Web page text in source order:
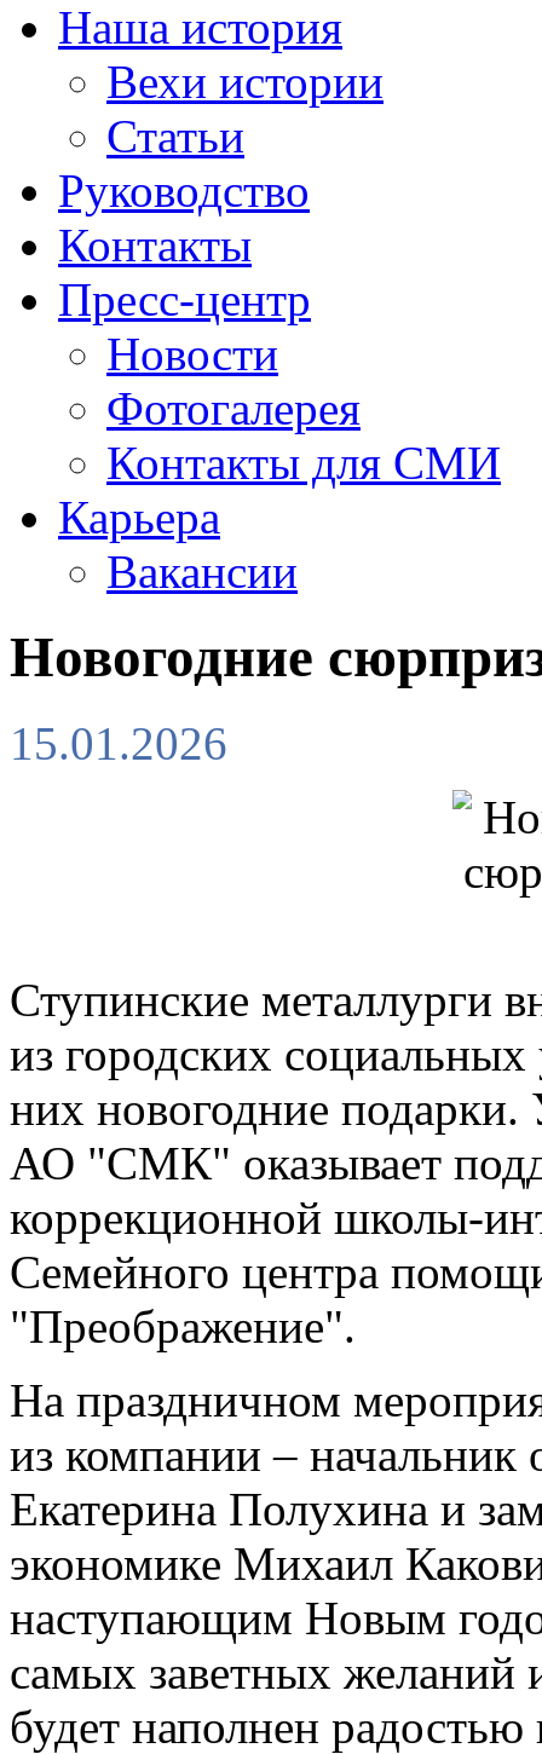
Наша история
Вехи истории
Статьи
Руководство
Контакты
Пресс-центр
Новости
Фотогалерея
Контакты для СМИ
Карьера
Вакансии
Новогодние
15.01.2026
Ступинские металлурги
из городских
них новогодние подарки.
АО "СМК" оказывает
коррекционной школы-
Семейного центра
"Преображение".
На праздничном
из компании – начальник
Екатерина Полухина и
экономике Михаил
наступающим Новым
самых заветных желаний
будет наполнен